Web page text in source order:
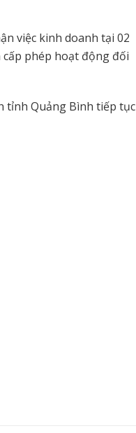
việc kinh doanh tại 02
cấp phép hoạt động đối
tỉnh Quảng Bình tiếp tục